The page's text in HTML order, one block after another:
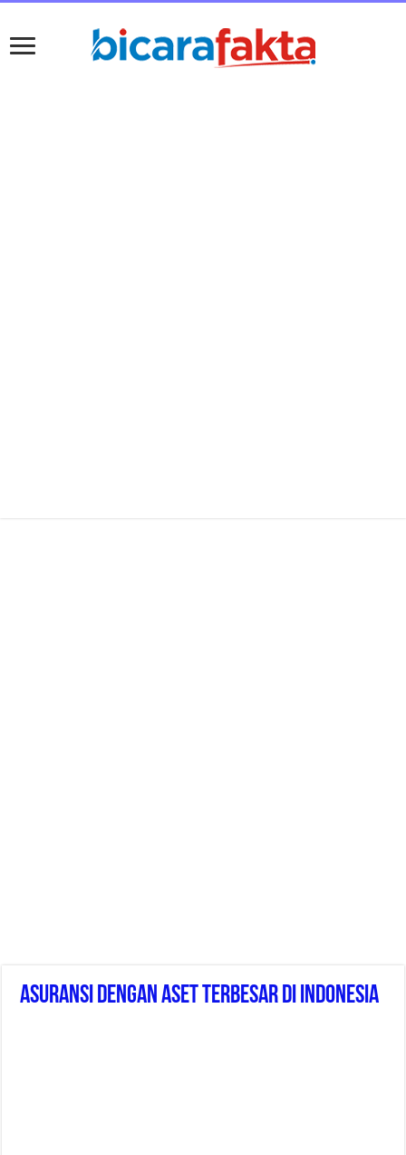
Asuransi Dengan Aset Terbesar Di Indonesia